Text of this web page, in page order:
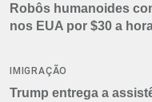
Robôs humanoides
nos EUA por $30 a
IMIGRAÇÃO
Trump entrega a